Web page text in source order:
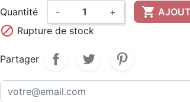
Quantité
- + 
 Rupture de stock
Partager